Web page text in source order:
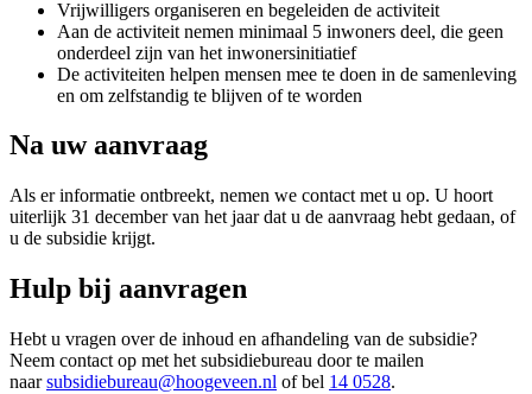
Vrijwilligers organiseren en begeleiden de activiteit
Aan de activiteit nemen minimaal 5 inwoners deel, die geen
onderdeel zijn van het inwonersinitiatief
De activiteiten helpen mensen mee te doen in de samenleving
en om zelfstandig te blijven of te worden
Na uw aanvraag
Als er informatie ontbreekt, nemen we contact met u op. U hoort
uiterlijk 31 december van het jaar dat u de aanvraag hebt gedaan, of
u de subsidie krijgt.
Hulp bij aanvragen
Hebt u vragen over de inhoud en afhandeling van de subsidie?
Neem contact op met het subsidiebureau door te mailen
naarsubsidiebureau@hoogeveen.nl of bel 14 0528.